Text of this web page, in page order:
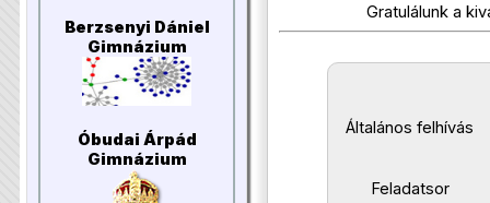
Berzsenyi Dániel
Gimnázium
Óbudai Árpád
Gimnázium
Gratulálunk a
Általános felhívás
Feladatsor